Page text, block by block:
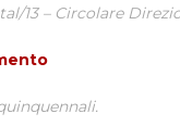
13 – Circolare